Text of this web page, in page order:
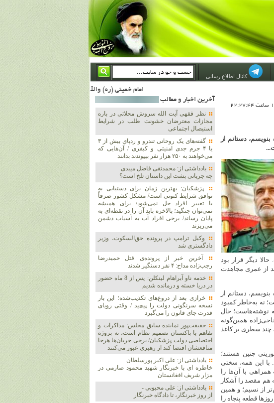
کانال اطلاع رسانی
امام خمینی (ره) والله اسلام تمامش سیاست است؛ ***** امام شهید: به گفتار امام و کردار امام اهتمام بورزید ***** امام خمینی(ره): ان شاء الله ما اندوه دلمان را در وقت مناسب با انتقام از امریکا و آل سعود برطرف خواهیم ساخت و داغ و حسرت حلاوت این جنایت بزرگ را بر دلشان خواهیم نهاد 1367/4/29 ***** امام خمینی(رحمة الله علیه) : حکومت آل سعود، این وهابیهای پست بیخبر از خدا بسان خنجرند که همیشه از پشت در قلب مسلمانان فرو رفته‌اند 1366/5/12***** امام خمینی (ره) شهادت در راه خدا مسئله ای نیست که بشود با پیروزی در صحنه های
دستانم از
دیگر قرار بود
از عمری مجاهدت
دستانم از
نه به‌خاطر کمبود
نوشته‌هاست؛ حال
همین‌گونه
چند سطری بر کاغذ
چنین هستند؛
با این همه، سختی
با آن‌ها را
هم مقصد را آشکار
از نسیم؛ و همین
قطعه پنجاه را
آخرين اخبار و مطالب
نظر فقهی آیت الله سروش محلاتی در باره
مجازات معترضان خشونت طلب در شرایط
استیصال اجتماعی
گفته‌های یک روحانی تندرو و ردپای بیش از ۳
یا ۴ جرم جدی امنیتی و کیفری / آن‌هایی که
می‌خواهند به ۲۵۰ هزار نفر بپیوندند بدانند
یادداشتی از: محمدتقی فاضل میبدی
چه جریانی پشت این داستان تلخ است؟
پزشکیان‌: بهترین زمان برای دستیابی به
توافق شرایط کنونی است/ مشکل کشور صرفاً
با تغییر افراد حل نمی‌شود/ برای همیشه
نمی‌توان جنگید؛ بالاخره باید آن را در نقطه‌ای به
پایان رساند/ برخی افراد آب به آسیاب دشمن
می‌ریزند
وکیل ترامپ در پرونده حق‌السکوت، وزیر
دادگستری شد
آخرین خبر از پرونده‌ی قتل حمیدرضا
رجب‌زاده مداح: ۴ نفر دستگیر شدند
خدمه ناو آبراهام لینکلن: پس از 8 ماه حضور
در دریا خسته و درمانده‌ شدیم
خرازی بعد از دروغ‌های تکذیب‌شده؛ این بار
نسخه سرنگونی دولت را پیچید / وقتی رویای
قدرت جای قانون را می‌گیرد
حقیقت‌پور نماینده سابق مجلس: مذاکرات و
تفاهم با پاکستان تصمیم نظام است، نه پروژه
اختصاصی دولت پزشکیان/ برخی جریان‌ها هرجا
منافعشان اقتضا کند از رهبری عبور می‌کنند
یادداشتی از: علی اکبر پورسلطان
خاطره ای با خبرنگار شهید محمود صارمی در
مزار شریف افغانستان
یادداشتی از: علی محبوبی -
از روز خبرنگار، تا دادگاه خبرنگار